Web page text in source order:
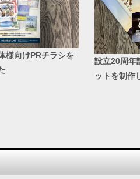
様向けPRチラシを
設立20周年
ットを制作